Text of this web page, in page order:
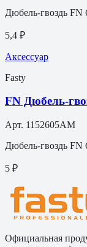
Дюбель-гвоздь FN
5,4 ₽
Аксессуар
Fasty
FN Дюбель-
Арт. 1152605AM
Дюбель-гвоздь FN
5 ₽
Официальная